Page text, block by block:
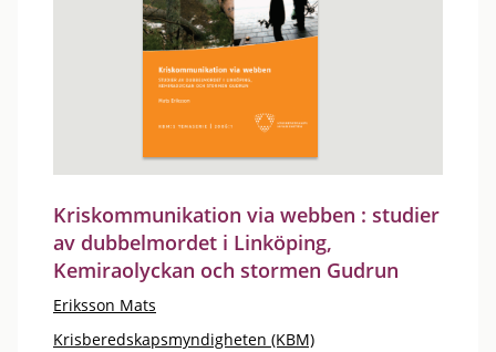
Kriskommunikation via webben : studier
av dubbelmordet i Linköping,
Kemiraolyckan och stormen Gudrun
Eriksson Mats
Krisberedskapsmyndigheten (KBM)